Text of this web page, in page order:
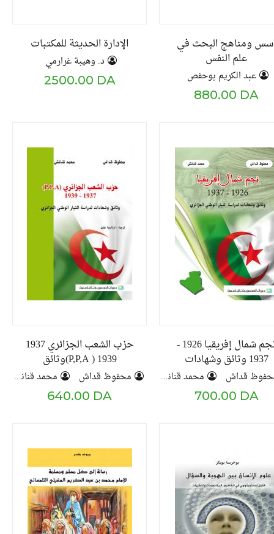
الإدارة الحديثة للمكتبات
د. وهيبة غرارمي
2500.00 DA
ومناهج البحث في
علم النفس
عبد الكريم بوحفص
880.00 DA
حزب الشعب الجزائري 1937
1939 ( P,P,A)وثائق
وشهادات لدراسة التيار
الوطني الجزائري
محفوظ قداش محمد قنانش
640.00 DA
نجم شمال إفريقيا 1926 -
1937 وثائق وشهادات
لدراسة التيار الوطني
الجزائري
قداش محمد قنانش
700.00 DA